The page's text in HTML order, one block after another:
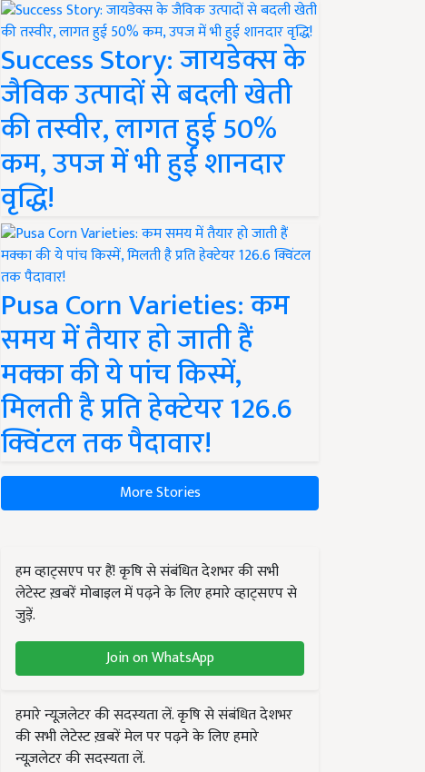
Success Story: जायडेक्स के
जैविक उत्पादों से बदली खेती
की तस्वीर, लागत हुई 50%
कम, उपज में भी हुई शानदार
वृद्धि!
Pusa Corn Varieties: कम
समय में तैयार हो जाती हैं
मक्का की ये पांच किस्में,
मिलती है प्रति हेक्टेयर 126.6
क्विंटल तक पैदावार!
More Stories
हम व्हाट्सएप पर हैं! कृषि से संबंधित देशभर की सभी
लेटेस्ट ख़बरें मोबाइल में पढ़ने के लिए हमारे व्हाट्सएप से
जुड़ें.
Join on WhatsApp
हमारे न्यूज़लेटर की सदस्यता लें. कृषि से संबंधित देशभर
की सभी लेटेस्ट ख़बरें मेल पर पढ़ने के लिए हमारे
न्यूज़लेटर की सदस्यता लें.